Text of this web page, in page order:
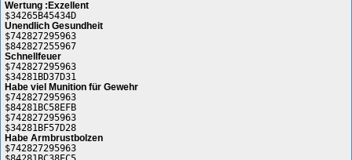
Wertung :Exzellent
$34265B45434D
Unendlich Gesundheit
$742827295963
$842827255967
Schnellfeuer
$742827295963
$34281BD37D31
Habe viel Munition für Gewehr
$742827295963
$84281BC58EFB
$742827295963
$34281BF57D28
Habe Armbrustbolzen
$742827295963